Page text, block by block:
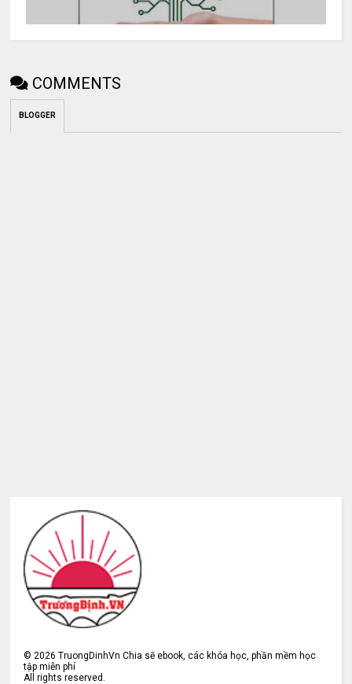
COMMENTS
BLOGGER
© 2026 TruongDinhVn Chia sẽ ebook, các khóa học, phần mềm học
tập miễn phí
All rights reserved.